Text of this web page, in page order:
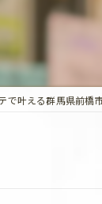
で叶える群馬県前橋